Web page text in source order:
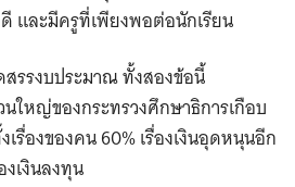
และมีครูที่เพียงพอต่อนักเรียน
รรงบประมาณ ทั้งสองข้อนี้
ใหญ่ของกระทรวงศึกษาธิการเกือบ
รื่องของคน 60% เรื่องเงินอุดหนุนอีก
เงินลงทุน